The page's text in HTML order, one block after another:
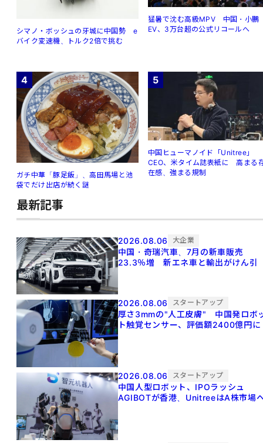
シマノ・ボッシュの牙城に中国勢 e
バイク変速機、トルク2倍で挑む
猛暑で沈む高級MPV 中国・小鵬
EV、3万台超の公式リコールへ
4
ガチ中華「豚足飯」、高田馬場と池
袋でだけ出店が続く謎
5
中国ヒューマノイド「Unitree」
CEO、米タイム誌表紙に 高まる
在感、強まる規制
最新記事
2026.08.06 大企業
中国・奇瑞汽車、7月の新車販売
23.3％増 新エネ車と輸出がけん引
2026.08.06 スタートアップ
厚さ3mmの"人工皮膚" 中国発ロボ
ト触覚センサー、評価額2400億円に
2026.08.06 スタートアップ
中国人型ロボット、IPOラッシュ
AGIBOTが香港、UnitreeはA株市場